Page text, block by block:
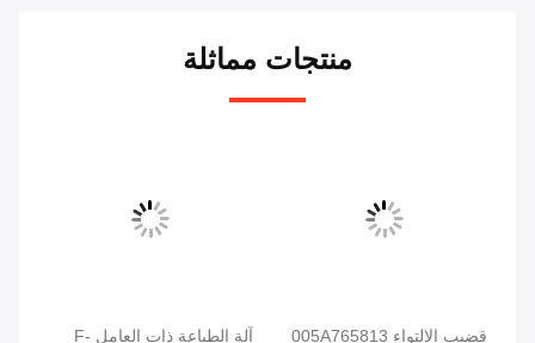
منتجات مماثلة
قضيب الالتواء 005A765813
آلة الطباعة ذات العامل F-